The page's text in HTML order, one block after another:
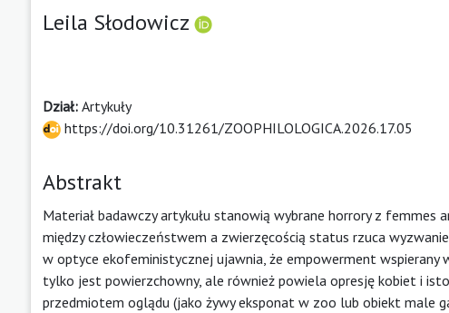
Leila Słodowicz
Dział: Artykuły
https://doi.org/10.31261/ZOOPHILOLOGICA.2026.17.05
Abstrakt
Materiał badawczy artykułu stanowią wybrane horrory z femmes
między człowieczeństwem a zwierzęcością status rzuca
w optyce ekofeministycznej ujawnia, że empowerment
tylko jest powierzchowny, ale również powiela opresję kobiet i
przedmiotem oglądu (jako żywy eksponat w zoo lub obiekt male